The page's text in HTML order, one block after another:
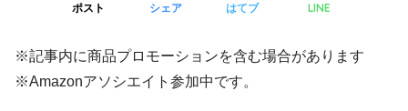
ポスト シェア はてブ LINE
※記事内に商品プロモーションを含む場合があります
※Amazonアソシエイト参加中です。